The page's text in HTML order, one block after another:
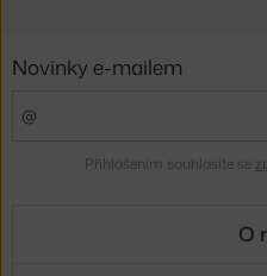
Novinky e-mailem
Přihlášením souhlasíte se
O